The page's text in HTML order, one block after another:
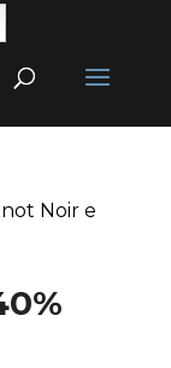
Noir e